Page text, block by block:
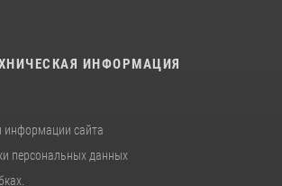
ИНФОРМАЦИЯ
информации сайта
персональных данных